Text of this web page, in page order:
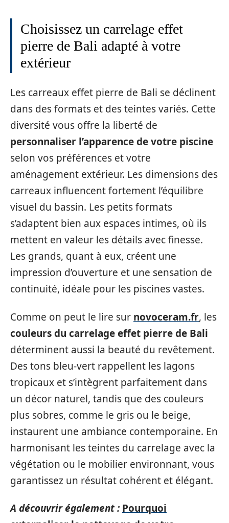
Choisissez un carrelage effet
pierre de Bali adapté à votre
extérieur
Les carreaux effet pierre de Bali se déclinent
dans des formats et des teintes variés. Cette
diversité vous offre la liberté de
personnaliser l’apparence de votre piscine
selon vos préférences et votre
aménagement extérieur. Les dimensions des
carreaux influencent fortement l’équilibre
visuel du bassin. Les petits formats
s’adaptent bien aux espaces intimes, où ils
mettent en valeur les détails avec finesse.
Les grands, quant à eux, créent une
impression d’ouverture et une sensation de
continuité, idéale pour les piscines vastes.
Comme on peut le lire sur novoceram.fr, les
couleurs du carrelage effet pierre de Bali
déterminent aussi la beauté du revêtement.
Des tons bleu-vert rappellent les lagons
tropicaux et s’intègrent parfaitement dans
un décor naturel, tandis que des couleurs
plus sobres, comme le gris ou le beige,
instaurent une ambiance contemporaine. En
harmonisant les teintes du carrelage avec la
végétation ou le mobilier environnant, vous
garantissez un résultat cohérent et élégant.
A découvrir également : Pourquoi